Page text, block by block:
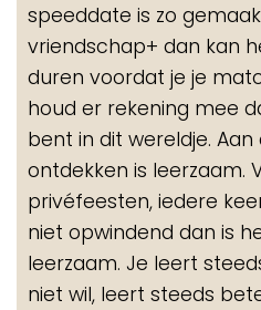
speeddate is zo
vriendschap+ dan kan
duren voordat je je
houd er rekening mee
bent in dit wereldje.
ontdekken is leerzaam.
privéfeesten, iedere
niet opwindend dan is
leerzaam. Je leert
niet wil, leert steeds